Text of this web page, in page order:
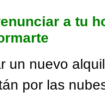
a tu
un nuevo
por las